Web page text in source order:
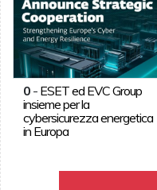
0- ESET ed EVC Group
insieme per la
cybersicurezza energetica
in Europa